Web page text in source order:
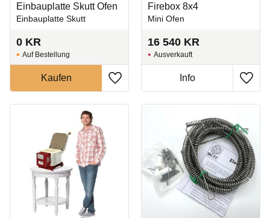
Einbauplatte Skutt Ofen
Einbauplatte Skutt
0 KR
Zu Favoriten hinzufügen
Auf Bestellung
Firebox 8x4
Mini Ofen
16 540 KR
Zu
Ausverkauft